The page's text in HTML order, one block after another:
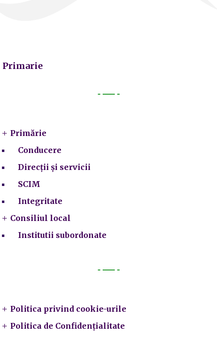
Primarie
Primărie
Conducere
Direcții și servicii
SCIM
Integritate
Consiliul local
Institutii subordonate
Politica privind cookie-urile
Politica de Confidențialitate